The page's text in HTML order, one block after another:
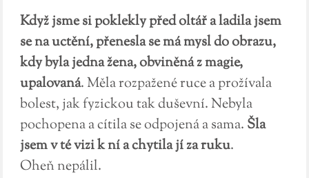
Když jsme si poklekly před oltář a ladila jsem
se na uctění, přenesla se má mysl do obrazu,
kdy byla jedna žena, obviněná z magie,
upalovaná. Měla rozpažené ruce a prožívala
bolest, jak fyzickou tak duševní. Nebyla
pochopena a cítila se odpojená a sama. Šla
jsem v té vizi k ní a chytila jí za ruku.
Oheň nepálil.